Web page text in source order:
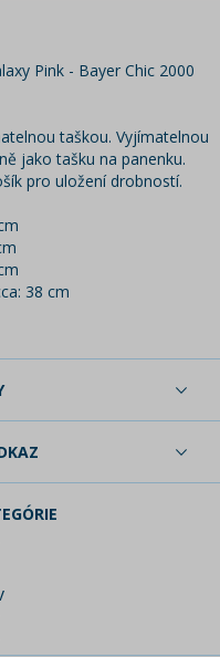
Pink - Bayer Chic 2000
taškou. Vyjímatelnou
jako tašku na panenku.
pro uložení drobností.
38 cm